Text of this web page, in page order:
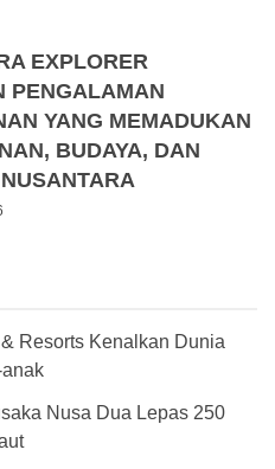
EXPLORER
PENGALAMAN
YANG MEMADUKAN
BUDAYA, DAN
Resorts Kenalkan Dunia
Nusa Dua Lepas 250